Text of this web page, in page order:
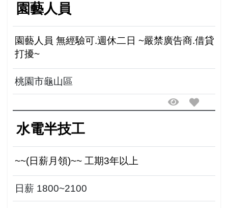
園藝人員
園藝人員 無經驗可.週休二日 ~嚴禁廣告商.借貸
打擾~
桃園市龜山區
水電半技工
~~(日薪月領)~~ 工期3年以上
日薪 1800~2100